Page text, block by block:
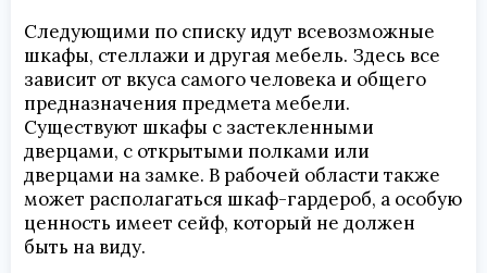
Следующими по списку идут всевозможные
шкафы, стеллажи и другая мебель. Здесь все
зависит от вкуса самого человека и общего
предназначения предмета мебели.
Существуют шкафы с застекленными
дверцами, с открытыми полками или
дверцами на замке. В рабочей области также
может располагаться шкаф-гардероб, а особую
ценность имеет сейф, который не должен
быть на виду.